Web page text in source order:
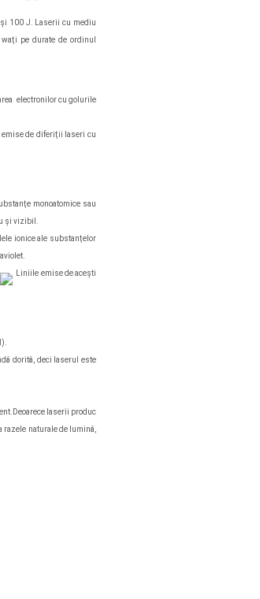
100 J. Laserii cu mediu
pe durate de ordinul
electronilor cu golurile
de diferiţii laseri cu
monoatomice sau
şi vizibil.
ionice ale substanţelor
Liniile emise de aceşti
dorită, deci laserul este
laserii produc
naturale de lumină,